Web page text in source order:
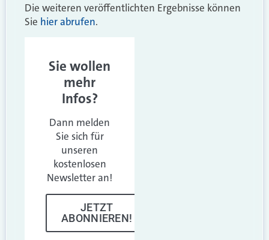
Die weiteren veröffentlichten Ergebnisse können
Sie hier abrufen.
Sie wollen
mehr
Infos?
Dann melden
Sie sich für
unseren
kostenlosen
Newsletter an!
JETZT
ABONNIEREN!